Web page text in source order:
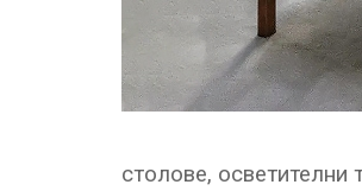
столове, осветителни